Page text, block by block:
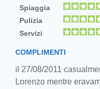
Spiaggia
Pulizia
Servizi
COMPLIMENTI
il 27/08/2011
Lorenzo mentre